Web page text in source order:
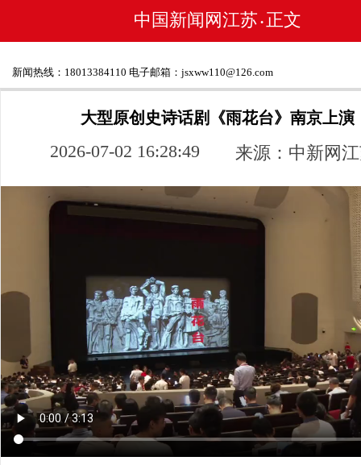
中国新闻网江苏 • 正文
新闻热线：18013384110 电子邮箱：jsxww110@126.com
大型原创史诗话剧《雨花台》南京上演
2026-07-02 16:28:49 来源：中新网